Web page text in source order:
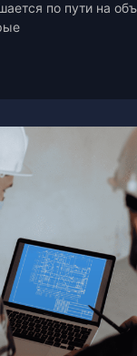
по пути на